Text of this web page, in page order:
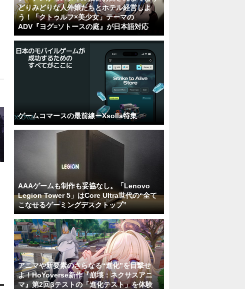
どりみどりな人外娘たちとホテル経営しよ
う！「クトゥルフ×美少女」テーマの
ADV『ヨグ=ソトースの庭』が日本語対応
ゲームコマースの最前線ーXsolla特集
AAAゲームも制作も妥協なし。「Lenovo
Legion Tower 5」はCore Ultra世代の“全て
こなせるゲーミングデスクトップ”
アニマや新要素のさらなる“進化”を目撃せ
よ！HoYoverse新作『崩壊：ネクサスアニ
マ』第2回βテストの「進化テスト」を体験